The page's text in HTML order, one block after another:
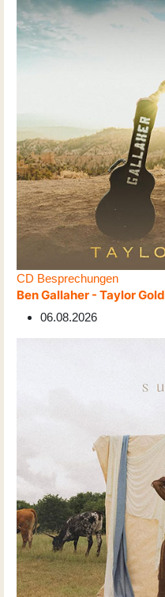
CD Besprechungen
Ben Gallaher - Taylor Gold
06.08.2026